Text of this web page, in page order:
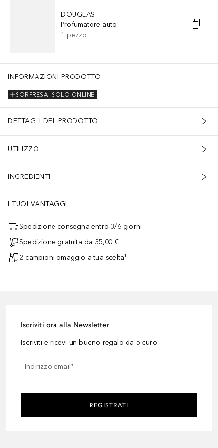
DOUGLAS
Profumatore auto
1 pezzo
INFORMAZIONI PRODOTTO
SOLO ONLINE
SORPRESA
DETTAGLI DEL PRODOTTO
UTILIZZO
INGREDIENTI
I TUOI VANTAGGI
Spedizione consegna entro 3/6 giorni
Spedizione gratuita da 35,00 €
2 campioni omaggio a tua scelta¹
Iscriviti ora alla Newsletter
Iscriviti e ricevi un buono regalo da 5 euro
Indirizzo email*
REGISTRATI